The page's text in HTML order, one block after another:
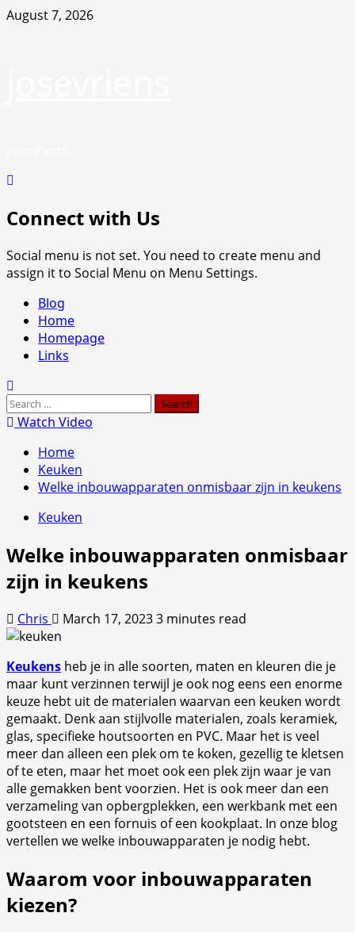
Skip
August 7, 2026
Connect with Us
Social menu is not set. You need to create menu and
assign it to Social Menu on Menu Settings.
Primary
Menu
Blog
Home
Homepage
Links
Search
for:Watch Video
Home
Keuken
Welke inbouwapparaten onmisbaar zijn in keukens
Keuken
Welke inbouwapparaten onmisbaar
zijn in keukens
Chris March 17, 20233 minutes read
Keukens heb je in alle soorten, maten en kleuren die je
maar kunt verzinnen terwijl je ook nog eens een enorme
keuze hebt uit de materialen waarvan een keuken wordt
gemaakt. Denk aan stijlvolle materialen, zoals keramiek,
glas, specifieke houtsoorten en PVC. Maar het is veel
meer dan alleen een plek om te koken, gezellig te kletsen
of te eten, maar het moet ook een plek zijn waar je van
alle gemakken bent voorzien. Het is ook meer dan een
verzameling van opbergplekken, een werkbank met een
gootsteen en een fornuis of een kookplaat. In onze blog
vertellen we welke inbouwapparaten je nodig hebt.
Waarom voor inbouwapparaten
kiezen?